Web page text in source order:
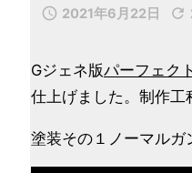
 2021年6月22日 
Gジェネ版パーフェク
仕上げました。制作工
塗装その１ノーマルガ